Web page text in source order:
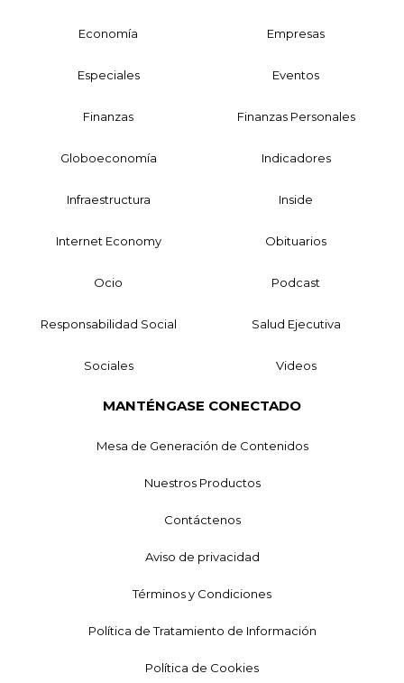
Economía Empresas
Especiales Eventos
Finanzas Finanzas Personales
Globoeconomía Indicadores
Infraestructura Inside
Internet Economy Obituarios
Ocio Podcast
Responsabilidad Social Salud Ejecutiva
Sociales Videos
MANTÉNGASE CONECTADO
Mesa de Generación de Contenidos
Nuestros Productos
Contáctenos
Aviso de privacidad
Términos y Condiciones
Política de Tratamiento de Información
Política de Cookies